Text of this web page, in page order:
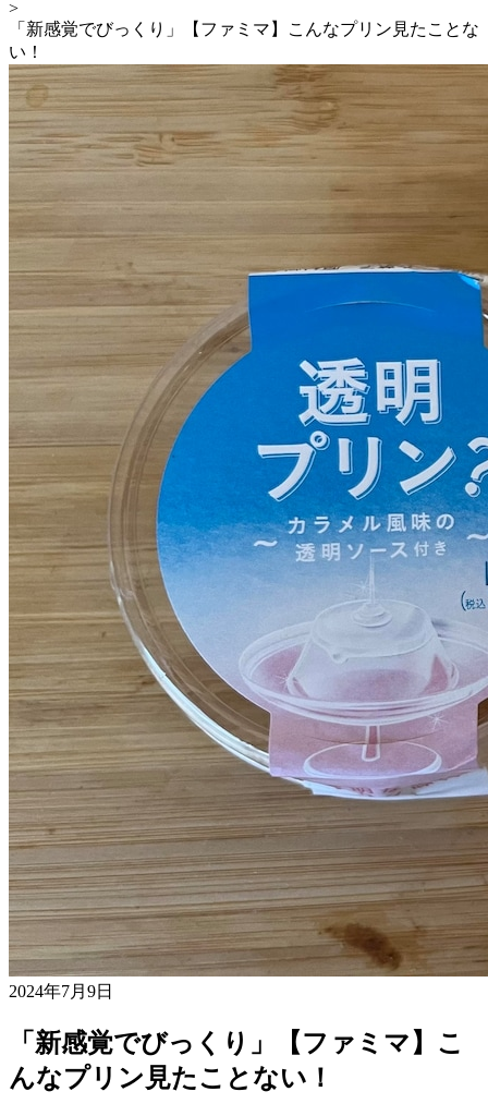
>
「新感覚でびっくり」【ファミマ】こんなプリン見たことな
い！
2024年7月9日
「新感覚でびっくり」【ファミマ】こ
んなプリン見たことない！